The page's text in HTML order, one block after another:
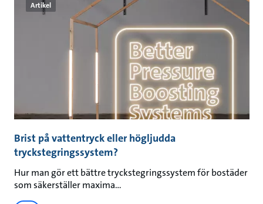
Artikel
Brist på vattentryck eller högljudda
tryckstegringssystem?
Hur man gör ett bättre tryckstegringssystem för bostäder
som säkerställer maxima